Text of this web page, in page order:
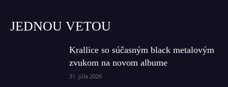
JEDNOU VETOU
Krallice so súčasným black metalovým
zvukom na novom albume
31. júla 2026